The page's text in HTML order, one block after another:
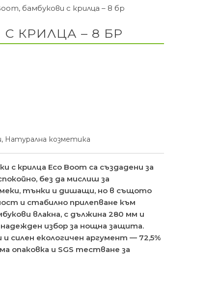
бамбукови с крилца – 8 бр
КРИЛЦА – 8 БР
, Натурална козметика
с крилца Eco Boom са създадени за
без да мислиш за
тънки и дишащи, но в същото
и стабилно прилепване към
влакна, с дължина 280 мм и
избор за нощна защита.
силен екологичен аргумент — 72,5%
опаковка и SGS тестване за